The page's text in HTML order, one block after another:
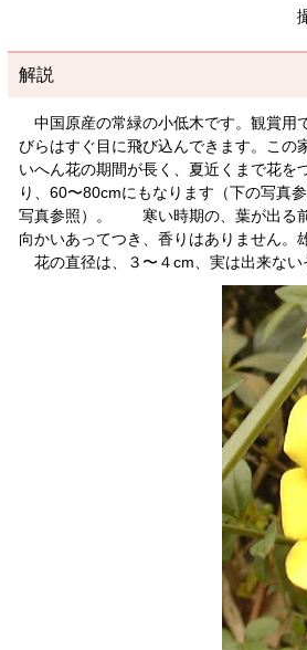
解説
中国原産の常緑の小低木です。観賞用
びらはすぐ目に飛び込んできます。この
いへん花の期間が長く、夏近くまで花
り、60〜80cmにもなります（下の写真
写真参照）。 寒い時期の、葉が出る前
向かいあってつき、香りはありません。
花の直径は、３〜４cm、実は出来ない